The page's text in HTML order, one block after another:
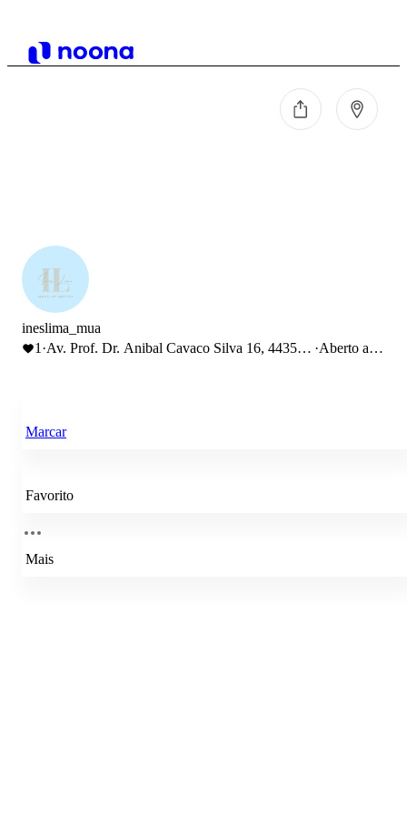
ineslima_mua
1 ·Av. Prof. Dr. Anibal Cavaco Silva 16, 4435-
·Aberto até
Marcar
Favorito
Mais